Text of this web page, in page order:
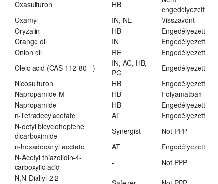
Oxasulfuron
HB
engedélyezett
Oxamyl
IN, NE
Visszavont
Oryzalin
HB
Engedélyezett
Orange oil
IN
Engedélyezett
Onion oil
RE
Engedélyezett
Oleic acid (CAS 112-80-1)
IN, AC, HB,
PG
Engedélyezett
Nicosulfuron
HB
Engedélyezett
Napropamide-M
HB
Folyamatban
Napropamide
HB
Engedélyezett
n-Tetradecylacetate
AT
Engedélyezett
N-octyl bicycloheptene
dicarboximide
Synergist
Not PPP
n-hexadecanyl acetate
AT
Engedélyezett
N-Acetyl thiazolidin-4-
carboxylic acid
-
Not PPP
N,N-Diallyl-2,2-